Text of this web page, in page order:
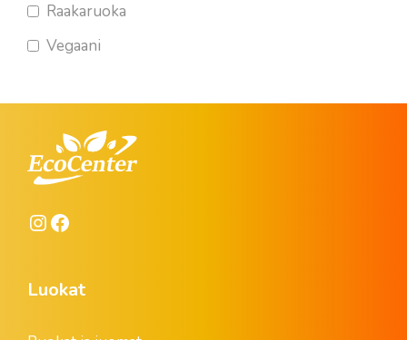
Raakaruoka
Vegaani
Instagram
Luokat